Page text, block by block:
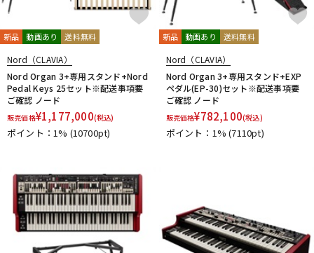
新品 動画あり 送料無料
Nord（CLAVIA）
Nord Organ 3+専用スタンド+Nord
Pedal Keys 25セット※配送事項要
ご確認 ノード
販売価格¥1,177,000(税込)
ポイント：1% (10700pt)
新品 動画あり 送料無料
Nord（CLAVIA）
Nord Organ 3+専用スタンド+EXP
ペダル(EP-30)セット※配送事項要
ご確認 ノード
販売価格¥782,100(税込)
ポイント：1%(7110pt)